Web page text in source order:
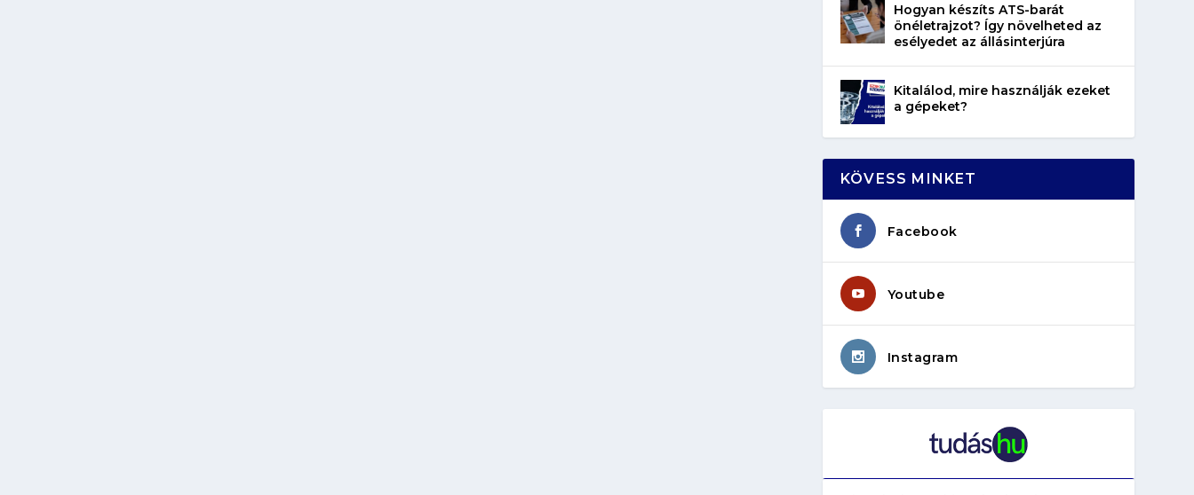
Hogyan készíts ATS-barát
önéletrajzot? Így növelheted az
esélyedet az állásinterjúra
Kitalálod, mire használják ezeket
a gépeket?
KÖVESS MINKET
Facebook
Youtube
Instagram